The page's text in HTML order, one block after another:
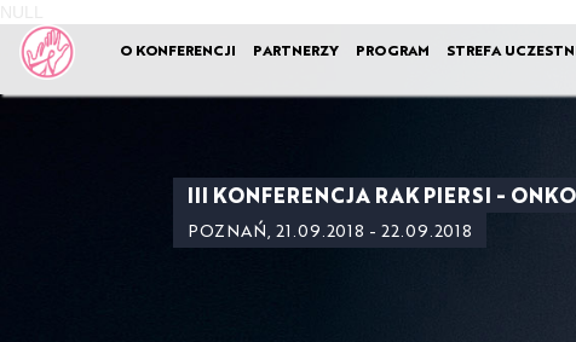
O KONFERENCJI
PARTNERZY PROGRAM STREFA
III KONFERENCJA RAK PIERSI -
POZNAŃ, 21.09.2018 - 22.09.2018